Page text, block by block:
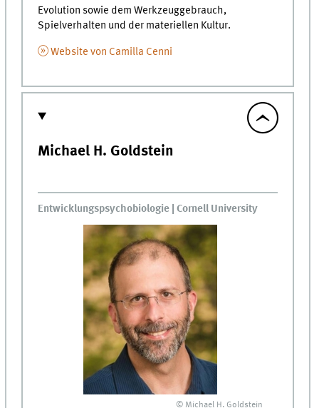
Evolution sowie dem Werkzeuggebrauch,
Spielverhalten und der materiellen Kultur.
Website von Camilla Cenni
Michael H. Goldstein
Entwicklungspsychobiologie | Cornell University
© Michael H. Goldstein